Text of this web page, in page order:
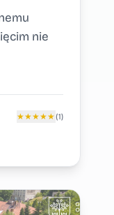
nie
★★★★★(1)